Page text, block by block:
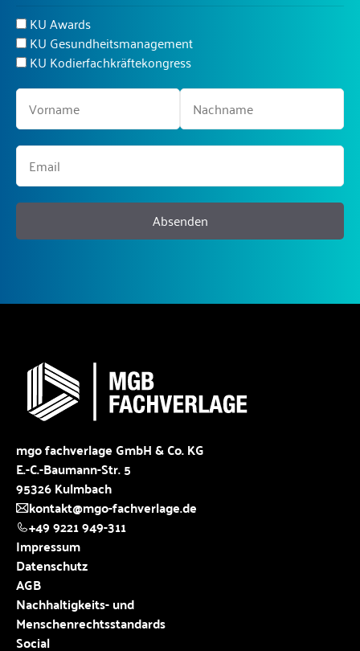
KU Awards
KU Gesundheitsmanagement
KU Kodierfachkräftekongress
Absenden
mgo fachverlage GmbH & Co. KG
E.-C.-Baumann-Str. 5
95326 Kulmbach
kontakt@mgo-fachverlage.de
+49 9221 949-311
Impressum
Datenschutz
AGB
Nachhaltigkeits- und
Menschenrechtsstandards
Social